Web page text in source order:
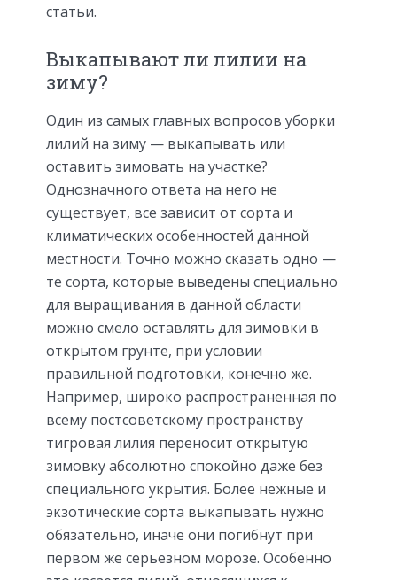
статьи.
Выкапывают ли лилии на
зиму?
Один из самых главных вопросов уборки
лилий на зиму — выкапывать или
оставить зимовать на участке?
Однозначного ответа на него не
существует, все зависит от сорта и
климатических особенностей данной
местности. Точно можно сказать одно —
те сорта, которые выведены специально
для выращивания в данной области
можно смело оставлять для зимовки в
открытом грунте, при условии
правильной подготовки, конечно же.
Например, широко распространенная по
всему постсоветскому пространству
тигровая лилия переносит открытую
зимовку абсолютно спокойно даже без
специального укрытия. Более нежные и
экзотические сорта выкапывать нужно
обязательно, иначе они погибнут при
первом же серьезном морозе. Особенно